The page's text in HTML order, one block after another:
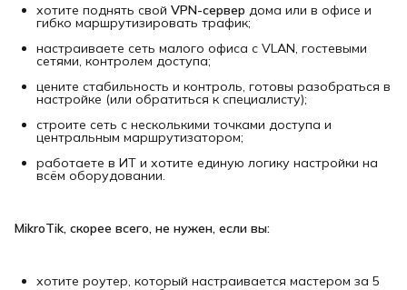
хотите поднять свой VPN-сервер дома или в офисе и
гибко маршрутизировать трафик;
настраиваете сеть малого офиса с VLAN, гостевыми
сетями, контролем доступа;
цените стабильность и контроль, готовы разобраться в
настройке (или обратиться к специалисту);
строите сеть с несколькими точками доступа и
центральным маршрутизатором;
работаете в ИТ и хотите единую логику настройки на
всём оборудовании.
MikroTik, скорее всего, не нужен, если вы:
хотите роутер, который настраивается мастером за 5